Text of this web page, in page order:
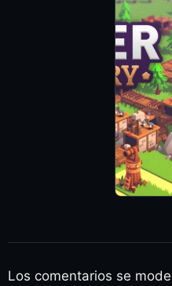
Los comentarios se